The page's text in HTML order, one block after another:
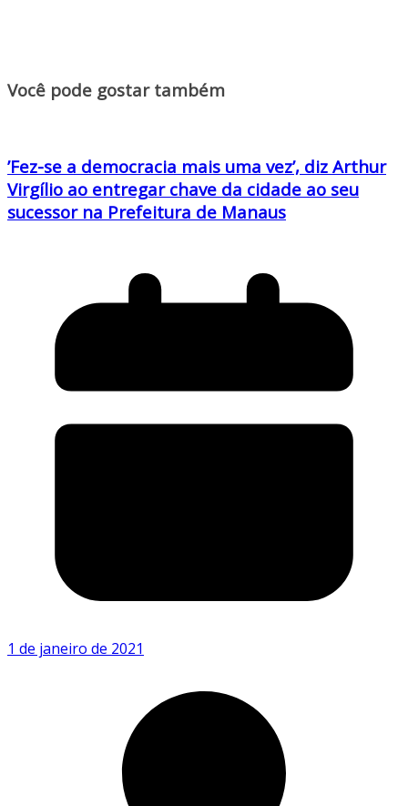
Você pode gostar também
’Fez-se a democracia mais uma vez’, diz Arthur
Virgílio ao entregar chave da cidade ao seu
sucessor na Prefeitura de Manaus
1 de janeiro de 2021